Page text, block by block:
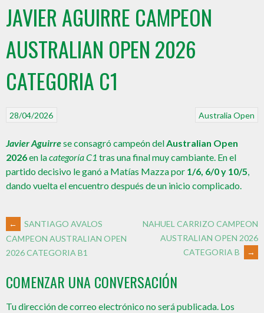
JAVIER AGUIRRE CAMPEON
AUSTRALIAN OPEN 2026
CATEGORIA C1
Australia Open
28/04/2026
Javier Aguirrese consagró campeón delAustralian Open
2026en lacategoría C1 tras una final muy cambiante. En el
partido decisivo le ganó a Matías Mazza por 1/6, 6/0 y 10/5,
dando vuelta el encuentro después de un inicio complicado.
←
SANTIAGO AVALOS
CAMPEON AUSTRALIAN OPEN
2026 CATEGORIA B1
NAHUEL CARRIZO CAMPEON
AUSTRALIAN OPEN 2026
CATEGORIA B
→
COMENZAR UNA CONVERSACIÓN
Tu dirección de correo electrónico no será publicada. Los